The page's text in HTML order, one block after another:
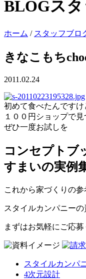
BLOGス
ホーム / スタッフブロ
きなこもち
2011.02.24
初めて食べたんです
１００円ショップで見
ぜひ一度お試しを
コンセプトブ
すまいの実例
これから家づくりの参
スタイルカンパニー
まずはお気軽にご応募
スタイルカンパ
4次元設計